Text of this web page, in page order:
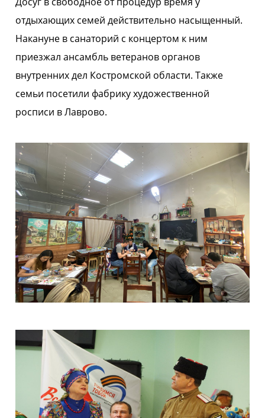
отдыхающих семей действительно насыщенный.
Накануне в санаторий с концертом к ним
приезжал ансамбль ветеранов органов
внутренних дел Костромской области. Также
семьи посетили фабрику художественной
росписи в Лаврово.